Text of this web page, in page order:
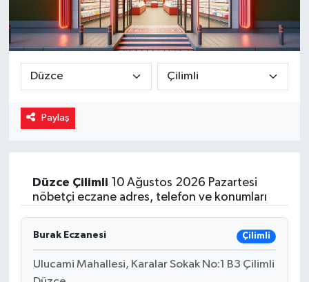
Paylaş
Düzce Çilimli 10 Ağustos 2026 Pazartesi
nöbetçi eczane adres, telefon ve konumları
Burak Eczanesi Çilimli
Ulucami Mahallesi, Karalar Sokak No:1 B3 Çilimli
Magazin
Sağlık
Spor
Yaşam
Yerel Yönetimler